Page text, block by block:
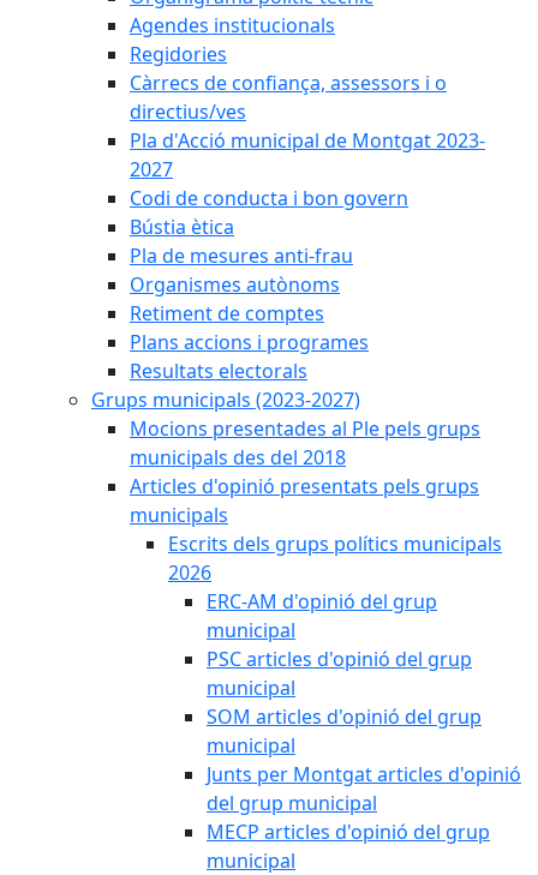
Agendes institucionals
Regidories
Càrrecs de confiança, assessors i o
directius/ves
Pla d'Acció municipal de Montgat 2023-
2027
Codi de conducta i bon govern
Bústia ètica
Pla de mesures anti-frau
Organismes autònoms
Retiment de comptes
Plans accions i programes
Resultats electorals
Grups municipals (2023-2027)
Mocions presentades al Ple pels grups
municipals des del 2018
Articles d'opinió presentats pels grups
municipals
Escrits dels grups polítics municipals
2026
ERC-AM d'opinió del grup
municipal
PSC articles d'opinió del grup
municipal
SOM articles d'opinió del grup
municipal
Junts per Montgat articles d'opinió
del grup municipal
MECP articles d'opinió del grup
municipal